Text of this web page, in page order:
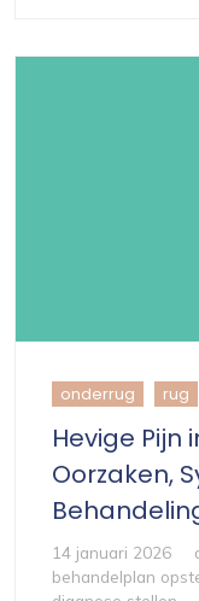
onderrug rug
Hevige Pijn
Oorzaken,
14 januari 2026
behandelplan